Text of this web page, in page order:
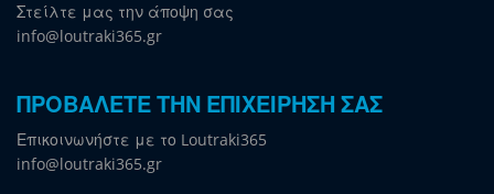
Στείλτε μας την άποψη σας
info@loutraki365.gr
ΠΡΟΒΑΛΕΤΕ ΤΗΝ ΕΠΙΧΕΙΡΗΣΗ ΣΑΣ
Επικοινωνήστε με το Loutraki365
info@loutraki365.gr